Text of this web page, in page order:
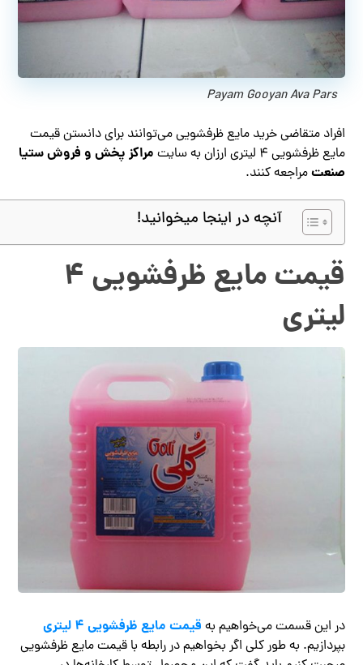
Payam Gooyan Ava Pars
افراد متقاضی خرید مایع ظرفشویی می‌توانند برای دانستن قیمت
مایع ظرفشویی ۴ لیتری ارزان به سایت
مراکز پخش و فروش ستیا
صنعتمراجعه کنند.
آنچه در اینجا میخوانید!
قیمت مایع ظرفشویی ۴
لیتری
در این قسمت می‌خواهیم به قیمت مایع ظرفشویی ۴ لیتری
بپردازیم. به طور کلی اگر بخواهیم در رابطه با قیمت مایع ظرفشویی